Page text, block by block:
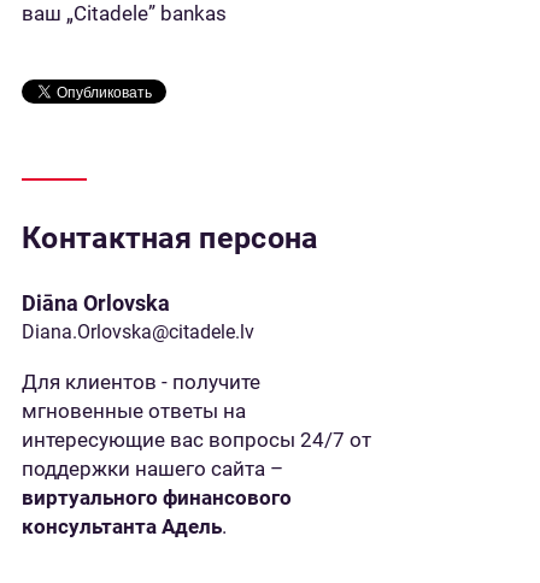
ваш „Citadele” bankas
Контактная персона
Diāna Orlovska
Diana.Orlovska@citadele.lv
Для клиентов - получите
мгновенные ответы на
интересующие вас вопросы 24/7 от
поддержки нашего сайта –
виртуального финансового
консультанта Адель.